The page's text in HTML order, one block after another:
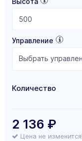
Управление
Выбрать
Количество
2 136 ₽
Цена не изменится!